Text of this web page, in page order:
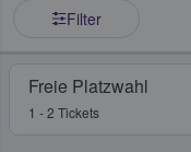
Filter
Freie Platzwahl
1 - 2 Tickets